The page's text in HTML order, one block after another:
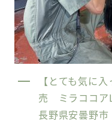
【とても気に
売 ミラココ
長野県安曇野